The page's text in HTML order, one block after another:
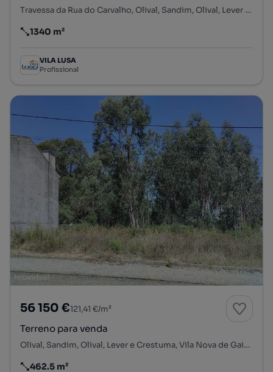
Travessa da Rua do Carvalho, Olival, Sandim, Olival, Lever e Crestuma, Vila Nova de Gaia, Porto
Preço por metro quadrado
1340 m²
VILA LUSA
Profissional
56 150 €121,41 €/m²
Terreno para venda
Olival, Sandim, Olival, Lever e Crestuma, Vila Nova de Gaia, Porto
462.5 m²